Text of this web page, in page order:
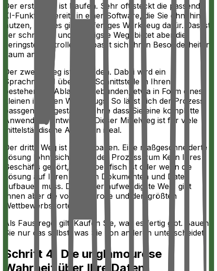
Der erste Weg ist Kaufen. Sehr oft steckt die passende
KI-Funktion bereits in einer Software, die Sie ohnehin
nutzen, oder es gibt ein fertiges Werkzeug dafür. Das ist
der schnellste und günstigste Weg, bietet aber die
geringste Kontrolle und passt sich Ihren Besonderheiten
kaum an.
Der zweite Weg ist Anbinden. Dabei wird ein
Sprachmodell über eine Schnittstelle in Ihren
bestehenden Ablauf eingebunden, etwa in Form eines
kleinen internen Werkzeugs. So lässt sich der Prozess
passgenauer gestalten, ohne dass Sie eine komplette
Anwendung entwickeln. Dieser Mittelweg ist für viele
mittelständische Aufgaben ideal.
Der dritte Weg ist Selbst bauen. Eine maßgeschneiderte
Lösung lohnt sich, wenn der Prozess zum Kern Ihres
Geschäfts gehört, sehr spezifisch ist oder wenn die
Lösung auf Ihren eigenen Dokumenten und Daten
aufbauen muss. Das ist der aufwendigste Weg, gibt
Ihnen aber die volle Kontrolle und den größten
Wettbewerbsvorteil.
Als Faustregel gilt: Kaufen Sie, was es fertig gibt. Bauen
Sie nur das selbst, was Sie von anderen unterscheidet.
Schritt 4: Die unglamouröse
Wahrheit über Ihre Daten